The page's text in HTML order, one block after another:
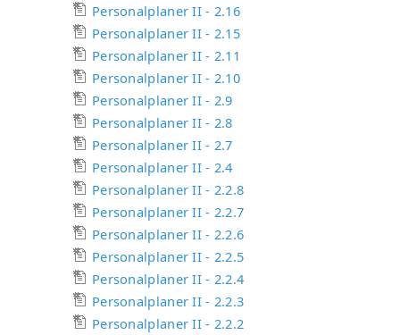
Personalplaner II - 2.16
Personalplaner II - 2.15
Personalplaner II - 2.11
Personalplaner II - 2.10
Personalplaner II - 2.9
Personalplaner II - 2.8
Personalplaner II - 2.7
Personalplaner II - 2.4
Personalplaner II - 2.2.8
Personalplaner II - 2.2.7
Personalplaner II - 2.2.6
Personalplaner II - 2.2.5
Personalplaner II - 2.2.4
Personalplaner II - 2.2.3
Personalplaner II - 2.2.2